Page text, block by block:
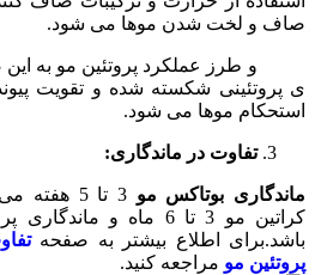
صاف و لخت شدن موها می شود.
و طرز عملکرد پروتئین مو به این
ی پروتئینی شکسته شده و تقویت
استحکام موها می شود.
تفاوت در ماندگاری:
ماندگاری بوتاکس مو
3 تا 5
باشد.برای اطلاع بیشتر به صفحه
پروتئین مو مراجعه کنید.